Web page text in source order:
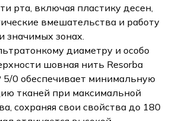
рта, включая пластику десен,
вмешательства и работу
значимых зонах.
диаметру и особо
шовная нить Resorba
5/0 обеспечивает минимальную
тканей при максимальной
сохраняя свои свойства до 180